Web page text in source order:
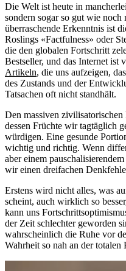
Die Welt ist heute in
sondern sogar so gut wie noch
überraschende Erkenntnis ist
Roslings «Factfulness» oder
die den globalen Fortschritt
Bestseller, und das Internet ist
Artikeln, die uns aufzeigen,
des Zustands und der
Tatsachen oft nicht standhält.
Den massiven
dessen Früchte wir tagtäglich
würdigen. Eine gesunde
wichtig und richtig. Wenn
aber einem
wir einen dreifachen
Erstens wird nicht alles, was
scheint, auch wirklich so
kann uns
der Zeit schlechter geworden
wahrscheinlich die Ruhe vor
Wahrheit so nah an der